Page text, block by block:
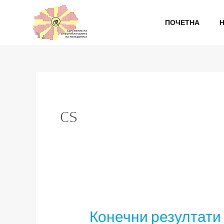
ПОЧЕТНА
cs
Конечни
Конечни